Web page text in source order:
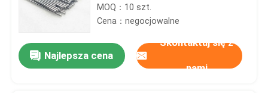
mm
MOQ：10 szt.
Cena：negocjowalne
Najlepsza cena
Skontaktuj się z
nami